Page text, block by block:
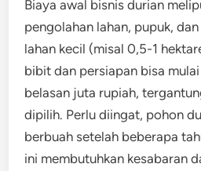
Biaya awal bisnis durian
pengolahan lahan, pupuk,
lahan kecil (misal 0,5-1
bibit dan persiapan bisa
belasan juta rupiah,
dipilih. Perlu diingat, pohon
berbuah setelah beberapa
ini membutuhkan kesabaran